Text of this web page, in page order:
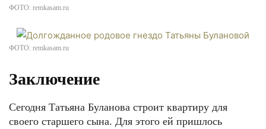
ФОТО: remkasam.ru
ФОТО: remkasam.ru
Заключение
Сегодня Татьяна Буланова строит квартиру для
своего старшего сына. Для этого ей пришлось